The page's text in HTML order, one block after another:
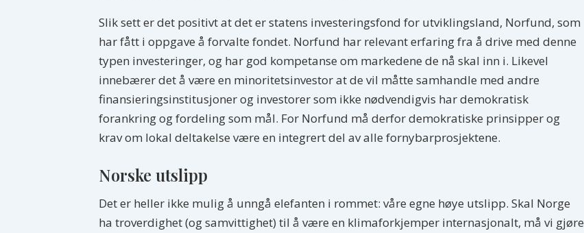
Slik sett er det positivt at det er statens investeringsfond for utviklingsland, Norfund, som
har fått i oppgave å forvalte fondet. Norfund har relevant erfaring fra å drive med denne
typen investeringer, og har god kompetanse om markedene de nå skal inn i. Likevel
innebærer det å være en minoritetsinvestor at de vil måtte samhandle med andre
finansieringsinstitusjoner og investorer som ikke nødvendigvis har demokratisk
forankring og fordeling som mål. For Norfund må derfor demokratiske prinsipper og
krav om lokal deltakelse være en integrert del av alle fornybarprosjektene.
Norske utslipp
Det er heller ikke mulig å unngå elefanten i rommet: våre egne høye utslipp. Skal Norge
ha troverdighet (og samvittighet) til å være en klimaforkjemper internasjonalt, må vi gjøre